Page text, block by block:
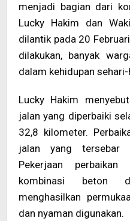
menjadi bagian dari
Lucky Hakim dan
dilantik pada 20
dilakukan, banyak
dalam kehidupan sehari-
Lucky Hakim
jalan yang diperbaiki
32,8 kilometer.
jalan yang tersebar
Pekerjaan
kombinasi beton
menghasilkan
dan nyaman digunakan.